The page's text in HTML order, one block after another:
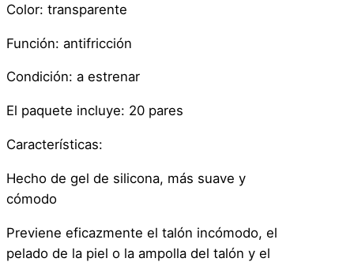
Color: transparente
Función: antifricción
Condición: a estrenar
El paquete incluye: 20 pares
Características:
Hecho de gel de silicona, más suave y
cómodo
Previene eficazmente el talón incómodo, el
pelado de la piel o la ampolla del talón y el